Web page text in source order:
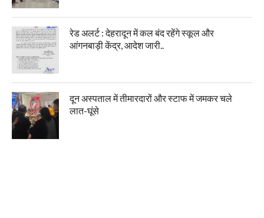
रेड अलर्ट : देहरादून में कल बंद रहेंगे स्कूल और
आंगनबाड़ी केंद्र, आदेश जारी..
दून अस्पताल में तीमारदारों और स्टाफ में जमकर चले
लात-घूंसे